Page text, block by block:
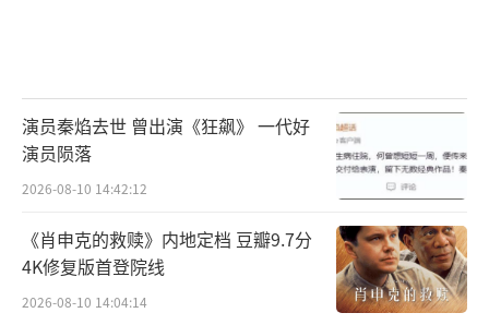
这不仅是一场舞蹈的竞技，更是一次舞蹈
艺术的交流与碰撞。不少舞蹈爱好者表示，能
够站在如此盛大的舞台上表演感到非常激动，
在此期间见到了许多优秀的舞者，看到大家随
时随地都可以热情起舞，深受感染。
也有舞蹈播主分享了自己在搜狐视频关注
演员秦焰去世 曾出演《狂飙》 一代好
演员陨落
2026-08-10 14:42:12
《肖申克的救赎》内地定档 豆瓣9.7分
4K修复版首登院线
2026-08-10 14:04:14